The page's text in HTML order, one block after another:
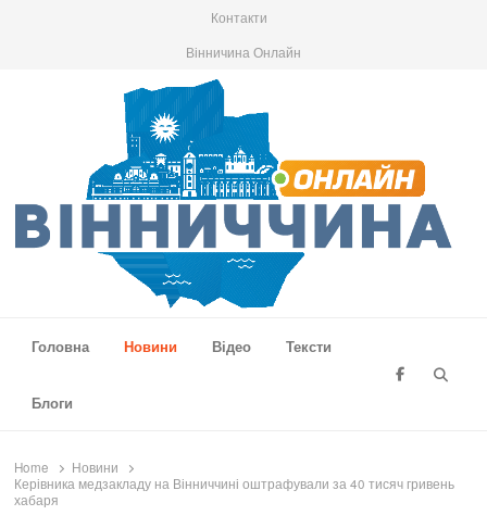
Контакти
Вінничина Онлайн
Головна
Новини Відео Тексти
Блоги
Home
Новини
Керівника медзакладу на Вінниччині оштрафували за 40 тисяч гривень
хабаря